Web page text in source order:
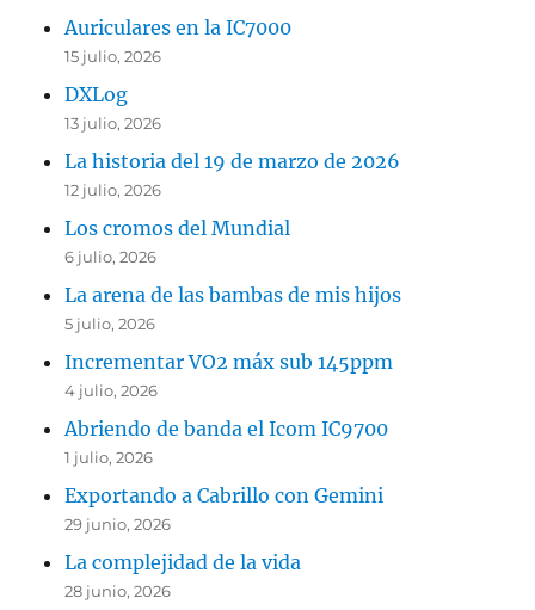
Auriculares en la IC7000
15 julio, 2026
DXLog
13 julio, 2026
La historia del 19 de marzo de 2026
12 julio, 2026
Los cromos del Mundial
6 julio, 2026
La arena de las bambas de mis hijos
5 julio, 2026
Incrementar VO2 máx sub 145ppm
4 julio, 2026
Abriendo de banda el Icom IC9700
1 julio, 2026
Exportando a Cabrillo con Gemini
29 junio, 2026
La complejidad de la vida
28 junio, 2026